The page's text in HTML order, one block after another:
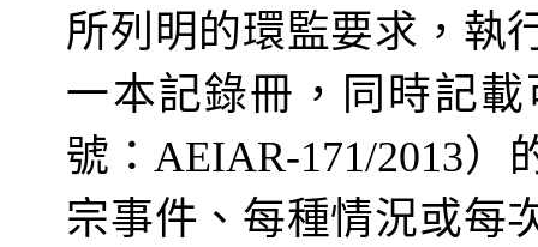
所列明的環監要求 ， 執
一本記錄冊 ，同時記
號：AEIAR-171/2013）
宗事件、每種情況或每